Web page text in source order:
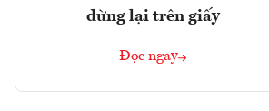
dừng lại trên giấy
Đọc ngay